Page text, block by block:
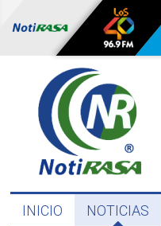
INICIO NOTICIAS